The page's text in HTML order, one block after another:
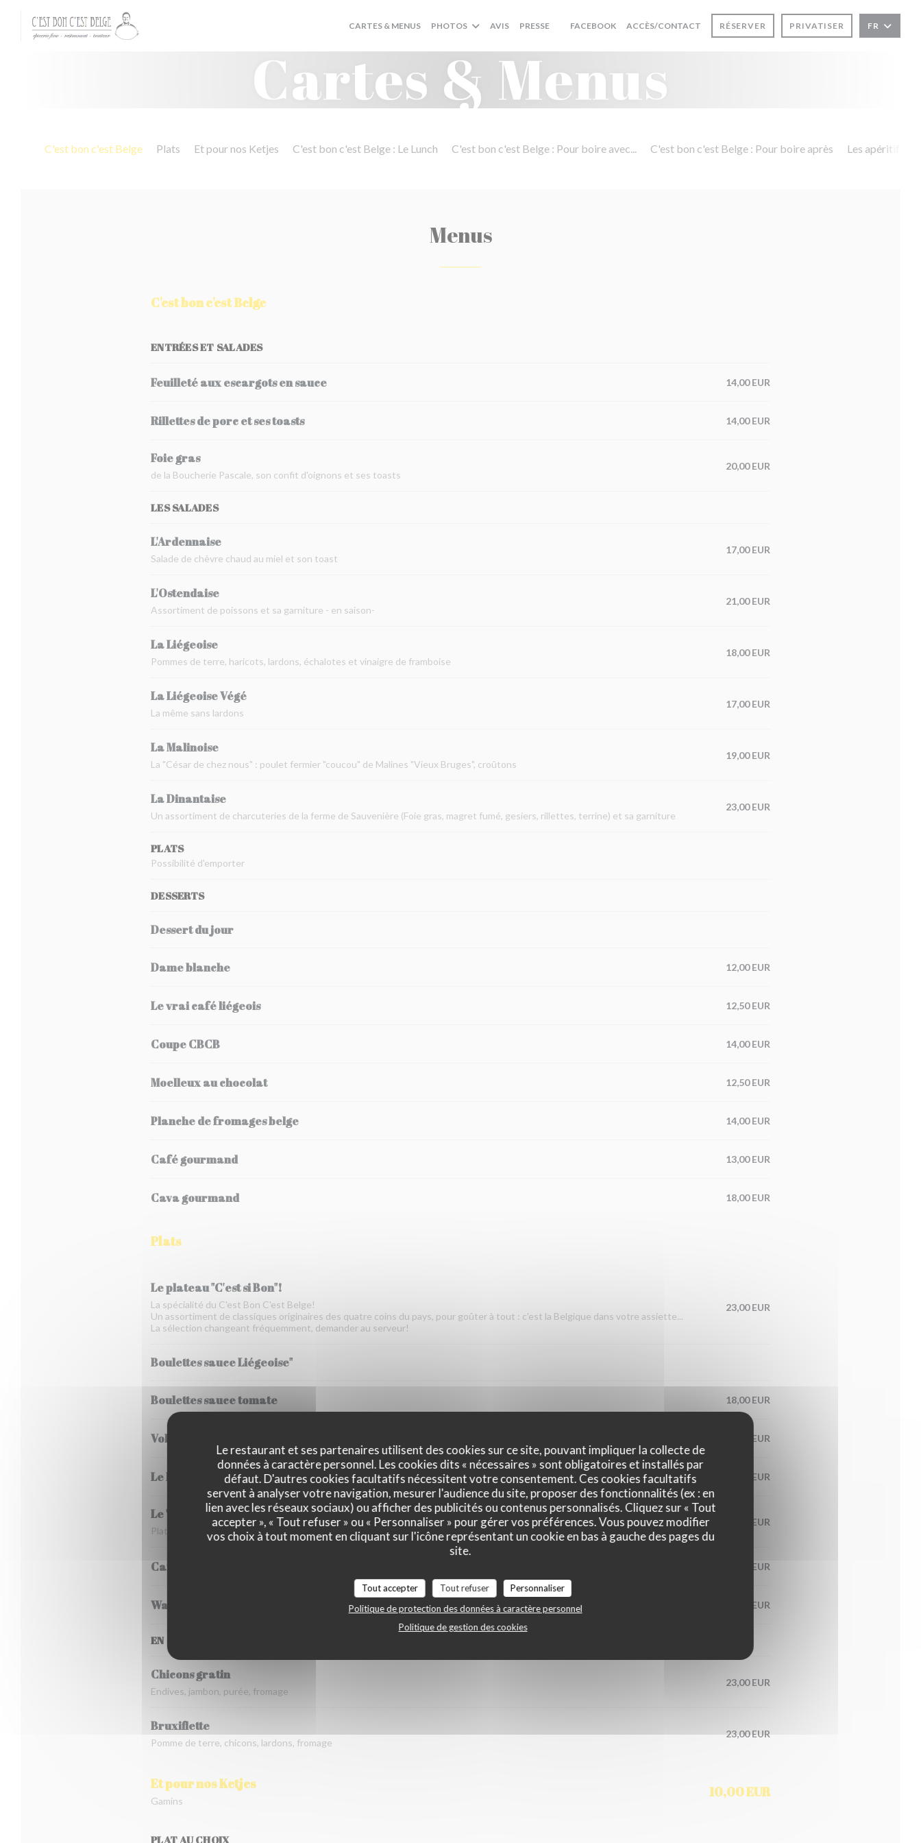
Personnalisation de vos choix en matière de cookies
Le restaurant et ses partenaires utilisent des cookies sur ce site, pouvant impliquer la collecte de
données à caractère personnel. Les cookies dits « nécessaires » sont obligatoires et installés par
défaut. D'autres cookies facultatifs nécessitent votre consentement. Ces cookies facultatifs
servent à analyser votre navigation, mesurer l'audience du site, proposer des fonctionnalités (ex : en
lien avec les réseaux sociaux) ou afficher des publicités ou contenus personnalisés. Cliquez sur « Tout
accepter », « Tout refuser » ou « Personnaliser » pour gérer vos préférences. Vous pouvez modifier
vos choix à tout moment en cliquant sur l'icône représentant un cookie en bas à gauche des pages du
site.
Tout accepter Tout refuser
Personnaliser
Politique de protection des données à caractère personnel
Politique de gestion des cookies
CARTES & MENUS PHOTOS AVIS PRESSE
((OUVRE UNE NOUVELLE FENÊTRE))
FACEBOOK((OUVRE UNE NOUVELLE FENÊTRE))
ACCÈS/CONTACT RÉSERVER PRIVATISER FR
Cartes & Menus
C'est bon c'est Belge Plats Et pour nos Ketjes C'est bon c'est Belge : Le Lunch C'est bon c'est Belge : Pour boire avec... C'est bon c'est Belge : Pour boire après Les apéritifs
Menus
C'est bon c'est Belge
ENTRÉES ET SALADES
Feuilleté aux escargots en sauce 14,00 EUR
Rillettes de porc et ses toasts 14,00 EUR
Foie gras
de la Boucherie Pascale, son confit d'oignons et ses toasts
20,00 EUR
LES SALADES
L'Ardennaise
Salade de chèvre chaud au miel et son toast
17,00 EUR
L'Ostendaise
Assortiment de poissons et sa garniture - en saison-
21,00 EUR
La Liégeoise
Pommes de terre, haricots, lardons, échalotes et vinaigre de framboise
18,00 EUR
La Liégeoise Végé
La même sans lardons
17,00 EUR
La Malinoise
La "César de chez nous" : poulet fermier "coucou" de Malines "Vieux Bruges", croûtons
19,00 EUR
La Dinantaise
Un assortiment de charcuteries de la ferme de Sauvenière (Foie gras, magret fumé, gesiers, rillettes, terrine) et sa garniture
23,00 EUR
PLATS
Possibilité d'emporter
DESSERTS
Dessert du jour
Dame blanche 12,00 EUR
Le vrai café liégeois 12,50 EUR
Coupe CBCB 14,00 EUR
Moelleux au chocolat 12,50 EUR
Planche de fromages belge 14,00 EUR
Café gourmand 13,00 EUR
Cava gourmand 18,00 EUR
Plats
Le plateau "C'est si Bon"!
La spécialité du C'est Bon C'est Belge!
Un assortiment de classiques originaires des quatre coins du pays, pour goûter à tout : c'est la Belgique dans votre assiette...
La sélection changeant fréquemment, demander au serveur!
23,00 EUR
Boulettes sauce Liégeoise"
Boulettes sauce tomate 18,00 EUR
Vol au vent 20,00 EUR
Le Parmentier de poisson 23,00 EUR
Le "Stoemp" du jour et son accompagnement
Plat typique de Bruxelles composé d'une purée de pommes de terre mélangée à un ou plusieurs légumes de saison
19,00 EUR
Carbonnade flamande 21,00 EUR
Waterzooi de poulet 20,00 EUR
EN SAISON, DE FIN OCTOBRE À DÉBUT AVRIL
Chicons gratin
Endives, jambon, purée, fromage
23,00 EUR
Bruxiflette
Pomme de terre, chicons, lardons, fromage
23,00 EUR
Et pour nos Ketjes
Gamins
10,00 EUR
PLAT AU CHOIX